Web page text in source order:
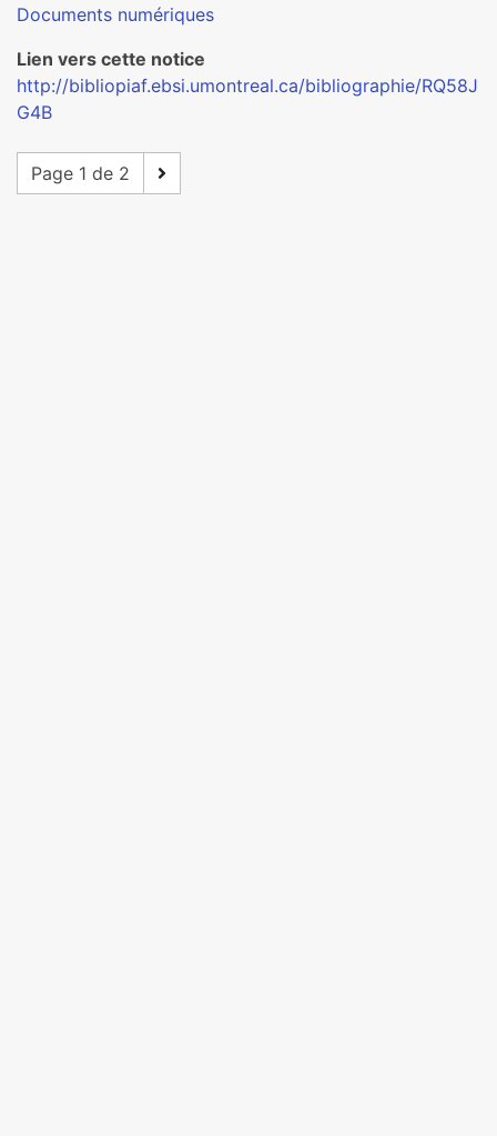
Documents numériques
Lien vers cette notice
http://bibliopiaf.ebsi.umontreal.ca/bibliographie/RQ58J
G4B
Page 1 de 2